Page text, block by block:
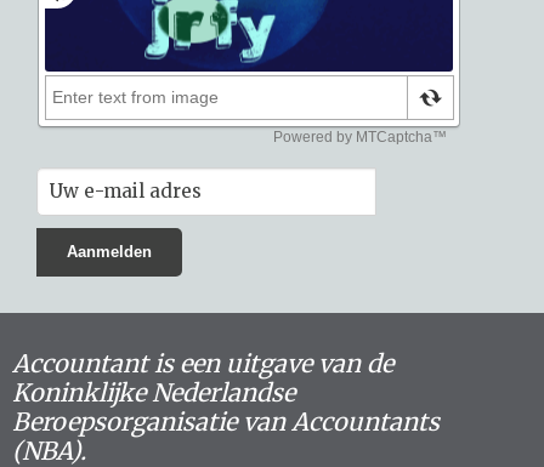
Accountant is een uitgave van de
Koninklijke Nederlandse
Beroepsorganisatie van Accountants
(NBA).